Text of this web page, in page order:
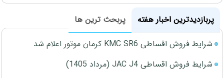
پربازدیدترین اخبار هفته
پربحث ترین ها
شرایط فروش اقساطی KMC SR6 کرمان موتور اعلام شد
شرایط فروش اقساطی JAC J4 (مرداد 1405)